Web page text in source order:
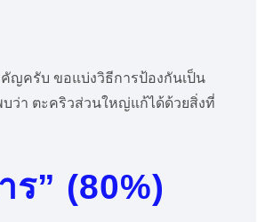
ญครับ ขอแบ่งวิธีการป้องกันเป็น
ว่า ตะคริวส่วนใหญ่แก้ได้ด้วยสิ่งที่
” (80%)